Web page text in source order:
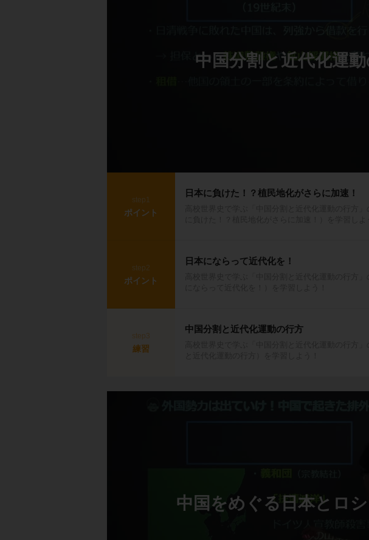
中国分割と近代化運
step1
ポイント
日本に負けた！？植民地化がさらに加速！
step2
ポイント
日本にならって近代化を！
step3
練習
中国分割と近代化運動の行方
中国をめぐる日本とロ